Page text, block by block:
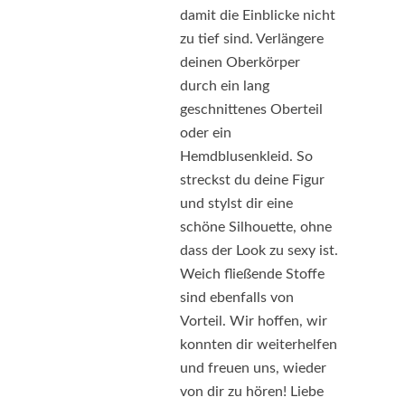
damit die Einblicke nicht
zu tief sind. Verlängere
deinen Oberkörper
durch ein lang
geschnittenes Oberteil
oder ein
Hemdblusenkleid. So
streckst du deine Figur
und stylst dir eine
schöne Silhouette, ohne
dass der Look zu sexy ist.
Weich fließende Stoffe
sind ebenfalls von
Vorteil. Wir hoffen, wir
konnten dir weiterhelfen
und freuen uns, wieder
von dir zu hören! Liebe